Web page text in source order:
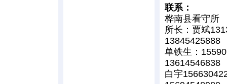
联系：
桦南县看守所
所长：贾斌
13845425888
单铁生：
13614546838
白宇